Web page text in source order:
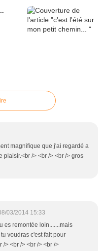
magnifique que j'ai regardé a
/> <br /> <br /> gros
03/2014 15:33
es remontée loin.......mais
voudras c'est fait pour
/> <br /> <br /> <br />